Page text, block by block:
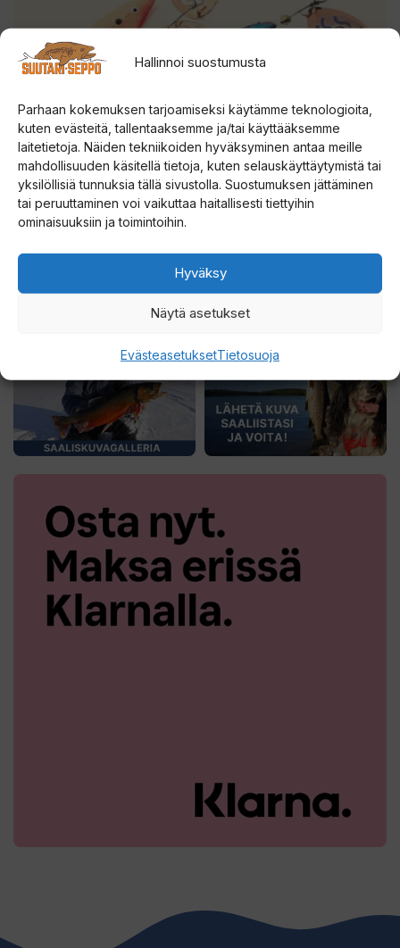
Hallinnoi suostumusta
Parhaan kokemuksen tarjoamiseksi käytämme teknologioita,
kuten evästeitä, tallentaaksemme ja/tai käyttääksemme
laitetietoja. Näiden tekniikoiden hyväksyminen antaa meille
mahdollisuuden käsitellä tietoja, kuten selauskäyttäytymistä tai
yksilöllisiä tunnuksia tällä sivustolla. Suostumuksen jättäminen
tai peruuttaminen voi vaikuttaa haitallisesti tiettyihin
ominaisuuksiin ja toimintoihin.
Hyväksy
Näytä asetukset
EvästeasetuksetTietosuoja